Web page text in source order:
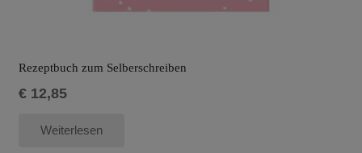
Rezeptbuch zum Selberschreiben
€12,85
Weiterlesen